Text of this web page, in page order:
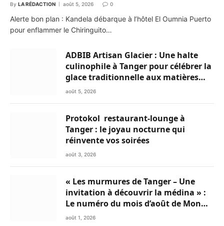
By LA RÉDACTION août 5, 2026 0
Alerte bon plan : Kandela débarque à l’hôtel El Oumnia Puerto
pour enflammer le Chiringuito…
ADBIB Artisan Glacier : Une halte
culinophile à Tanger pour célébrer la
glace traditionnelle aux matières
premières de choix
août 5, 2026
Protokol restaurant-lounge à
Tanger : le joyau nocturne qui
réinvente vos soirées
août 3, 2026
« Les murmures de Tanger – Une
invitation à découvrir la médina » :
Le numéro du mois d’août de Mon
Livret du Nord du Maroc est
août 1, 2026